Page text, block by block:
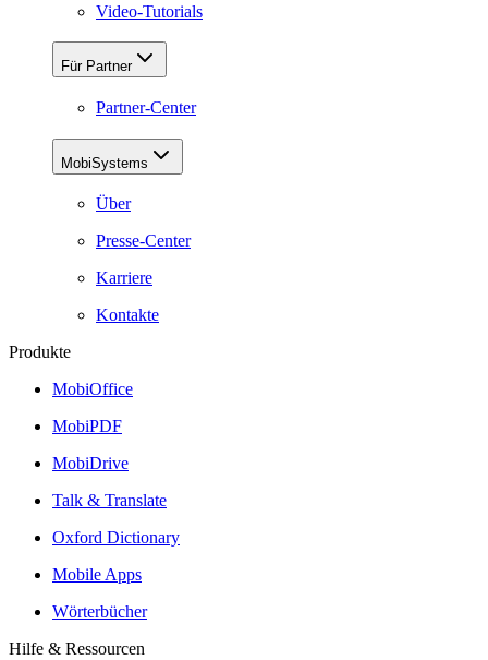
Video-Tutorials
Für Partner
Partner-Center
MobiSystems
Über
Presse-Center
Karriere
Kontakte
Produkte
MobiOffice
MobiPDF
MobiDrive
Talk & Translate
Oxford Dictionary
Mobile Apps
Wörterbücher
Hilfe & Ressourcen